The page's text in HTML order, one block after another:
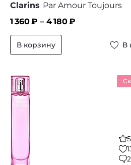
Clarins Par Amour Toujours
1 360₽ – 4 180₽
В корзину В
5
2